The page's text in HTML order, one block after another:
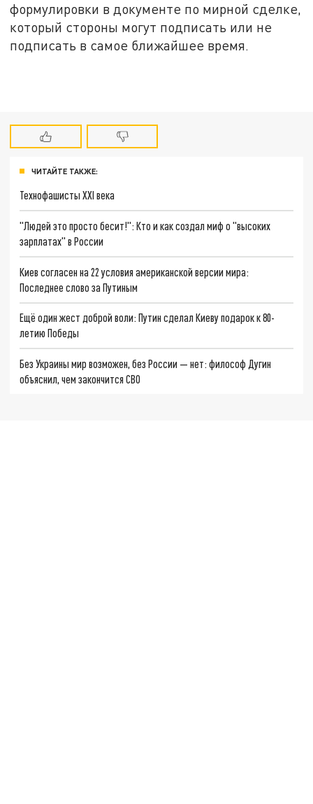
формулировки в документе по мирной сделке,
который стороны могут подписать или не
подписать в самое ближайшее время.
ЧИТАЙТЕ ТАКЖЕ:
Технофашисты XXI века
"Людей это просто бесит!": Кто и как создал миф о "высоких
зарплатах" в России
Киев согласен на 22 условия американской версии мира:
Последнее слово за Путиным
Ещё один жест доброй воли: Путин сделал Киеву подарок к 80-
летию Победы
Без Украины мир возможен, без России — нет: философ Дугин
объяснил, чем закончится СВО